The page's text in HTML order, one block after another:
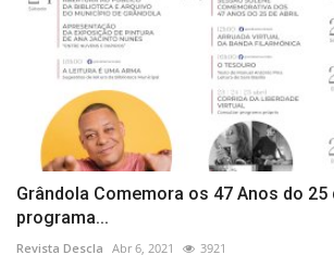
Grândola Comemora os 47 Anos do 25
programa...
Revista Descla Abr 6, 2021 3921